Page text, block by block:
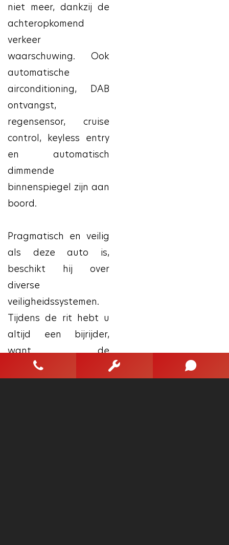
niet meer, dankzij de
achteropkomend
verkeer
waarschuwing. Ook
automatische
airconditioning, DAB
ontvangst,
regensensor, cruise
control, keyless entry
en automatisch
dimmende
binnenspiegel zijn aan
boord.
Pragmatisch en veilig
als deze auto is,
beschikt hij over
diverse
veiligheidssystemen.
Tijdens de rit hebt u
altijd een bijrijder,
want de
verkeersbord-detectie